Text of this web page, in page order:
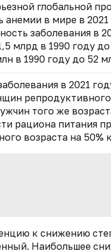
глобальной
анемии в мире в
заболевания в
млрд в 1990 году
в 1990 году до 52
в 2021
того же
рациона питания
возраста на 50%
к снижению
Наибольшее